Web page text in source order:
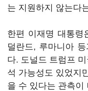
는 지원하지 않는다
한편 이재명 대통령
덜란드, 루마니아
다. 도널드 트럼프
석 가능성도 있었지
을 수 있다는 관측이